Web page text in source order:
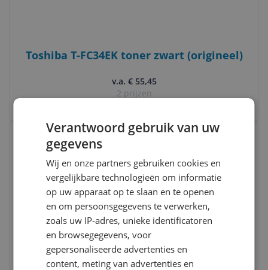
Toshiba T-FC34EK toner zwart (origineel)
v.a. € 55,45
2 prijzen
Toshiba D-1550 - Zwart - Ontwikkelaar
printing
Bekijk productVerantwoord gebruik van uw
gegevens
Wij en onze partners gebruiken cookies en
vergelijkbare technologieën om informatie
op uw apparaat op te slaan en te openen
en om persoonsgegevens te verwerken,
zoals uw IP-adres, unieke identificatoren
en browsegegevens, voor
gepersonaliseerde advertenties en
content, meting van advertenties en